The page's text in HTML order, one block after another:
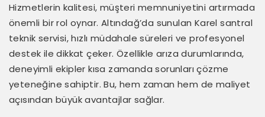
Hizmetlerin kalitesi, müşteri memnuniyetini artırmada
önemli bir rol oynar. Altındağ’da sunulan Karel santral
teknik servisi, hızlı müdahale süreleri ve profesyonel
destek ile dikkat çeker. Özellikle arıza durumlarında,
deneyimli ekipler kısa zamanda sorunları çözme
yeteneğine sahiptir. Bu, hem zaman hem de maliyet
açısından büyük avantajlar sağlar.